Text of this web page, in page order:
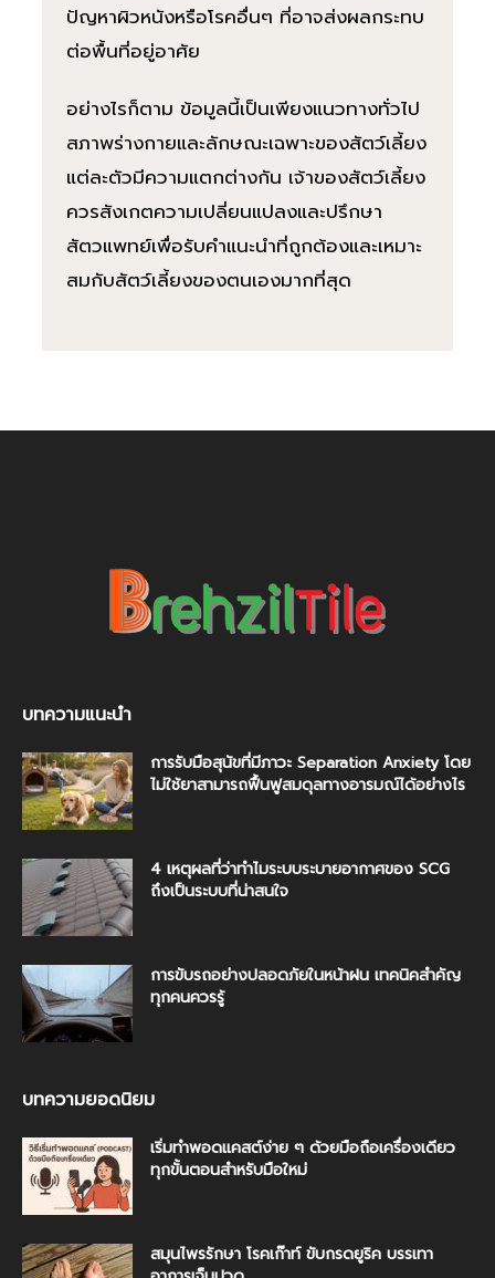
ปัญหาผิวหนังหรือโรคอื่นๆ ที่อาจส่งผลกระทบ
ต่อพื้นที่อยู่อาศัย
อย่างไรก็ตาม ข้อมูลนี้เป็นเพียงแนวทางทั่วไป
สภาพร่างกายและลักษณะเฉพาะของสัตว์เลี้ยง
แต่ละตัวมีความแตกต่างกัน เจ้าของสัตว์เลี้ยง
ควรสังเกตความเปลี่ยนแปลงและปรึกษา
สัตวแพทย์เพื่อรับคำแนะนำที่ถูกต้องและเหมาะ
สมกับสัตว์เลี้ยงของตนเองมากที่สุด
บทความแนะนำ
การรับมือสุนัขที่มีภาวะ Separation Anxiety โดย
ไม่ใช้ยาสามารถฟื้นฟูสมดุลทางอารมณ์ได้อย่างไร
4 เหตุผลที่ว่าทำไมระบบระบายอากาศของ SCG
ถึงเป็นระบบที่น่าสนใจ
การขับรถอย่างปลอดภัยในหน้าฝน เทคนิคสำคัญ
ทุกคนควรรู้
บทความยอดนิยม
เริ่มทำพอดแคสต์ง่าย ๆ ด้วยมือถือเครื่องเดียว
ทุกขั้นตอนสำหรับมือใหม่
สมุนไพรรักษา โรคเก๊าท์ ขับกรดยูริค บรรเทา